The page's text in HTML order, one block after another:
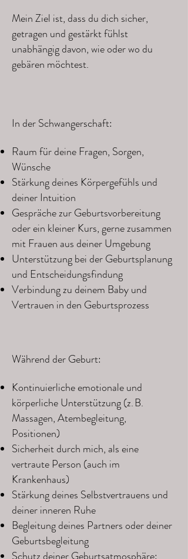
Mein Ziel ist, dass du dich sicher,
getragen und gestärkt fühlst
unabhängig davon, wie oder wo du
gebären möchtest.
In der Schwangerschaft:
Raum für deine Fragen, Sorgen,
Wünsche
Stärkung deines Körpergefühls und
deiner Intuition
Gespräche zur Geburtsvorbereitung
oder ein kleiner Kurs, gerne zusammen
mit Frauen aus deiner Umgebung
Unterstützung bei der Geburtsplanung
und Entscheidungsfindung
Verbindung zu deinem Baby und
Vertrauen in den Geburtsprozess​
Während der Geburt:
Kontinuierliche emotionale und
körperliche Unterstützung (z. B.
Massagen, Atembegleitung,
Positionen)
Sicherheit durch mich, als eine
vertraute Person (auch im
Krankenhaus)
Stärkung deines Selbstvertrauens und
deiner inneren Ruhe
Begleitung deines Partners oder deiner
Geburtsbegleitung